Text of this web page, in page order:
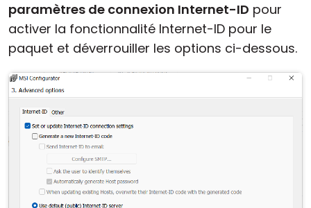
paramètres de connexion Internet-ID pour
activer la fonctionnalité Internet-ID pour le
paquet et déverrouiller les options ci-dessous.